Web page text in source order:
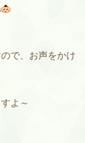
で、お声をかけ
よ～